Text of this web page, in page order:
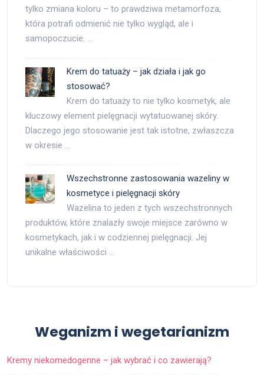
tylko zmiana koloru – to prawdziwa metamorfoza,
która potrafi odmienić nie tylko wygląd, ale i
samopoczucie. …
Krem do tatuaży – jak działa i jak go
stosować?
Krem do tatuaży to nie tylko kosmetyk, ale
kluczowy element pielęgnacji wytatuowanej skóry.
Dlaczego jego stosowanie jest tak istotne, zwłaszcza
w okresie …
Wszechstronne zastosowania wazeliny w
kosmetyce i pielęgnacji skóry
Wazelina to jeden z tych wszechstronnych
produktów, które znalazły swoje miejsce zarówno w
kosmetykach, jak i w codziennej pielęgnacji. Jej
unikalne właściwości …
Weganizm i wegetarianizm
Kremy niekomedogenne – jak wybrać i co zawierają?